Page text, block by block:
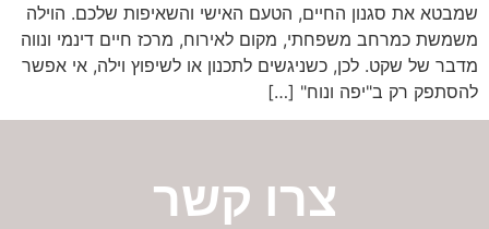
שמבטא את סגנון החיים, הטעם האישי והשאיפות שלכם. הוילה
משמשת כמרחב משפחתי, מקום לאירוח, מרכז חיים דינמי ונווה
מדבר של שקט. לכן, כשניגשים לתכנון או לשיפוץ וילה, אי אפשר
להסתפק רק ב"יפה ונוח" […]
צרו קשר